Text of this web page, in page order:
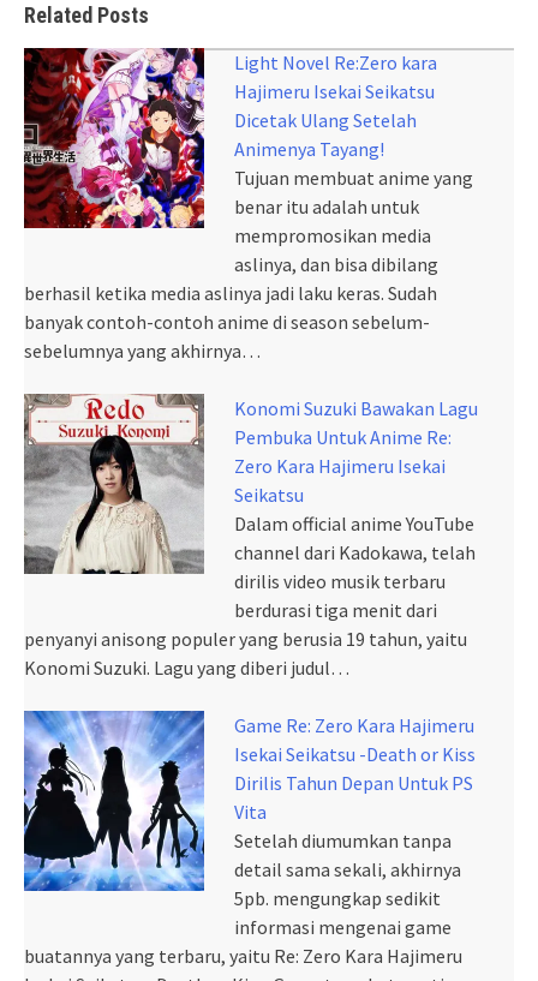
Related Posts
Light Novel Re:Zero kara
Hajimeru Isekai Seikatsu
Dicetak Ulang Setelah
Animenya Tayang!
Tujuan membuat anime yang
benar itu adalah untuk
mempromosikan media
aslinya, dan bisa dibilang
berhasil ketika media aslinya jadi laku keras. Sudah
banyak contoh-contoh anime di season sebelum-
sebelumnya yang akhirnya…
Konomi Suzuki Bawakan Lagu
Pembuka Untuk Anime Re:
Zero Kara Hajimeru Isekai
Seikatsu
Dalam official anime YouTube
channel dari Kadokawa, telah
dirilis video musik terbaru
berdurasi tiga menit dari
penyanyi anisong populer yang berusia 19 tahun, yaitu
Konomi Suzuki. Lagu yang diberi judul…
Game Re: Zero Kara Hajimeru
Isekai Seikatsu -Death or Kiss
Dirilis Tahun Depan Untuk PS
Vita
Setelah diumumkan tanpa
detail sama sekali, akhirnya
5pb. mengungkap sedikit
informasi mengenai game
buatannya yang terbaru, yaitu Re: Zero Kara Hajimeru